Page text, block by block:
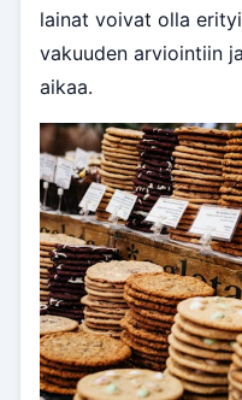
lainat voivat olla
vakuuden arviointiin
aikaa.